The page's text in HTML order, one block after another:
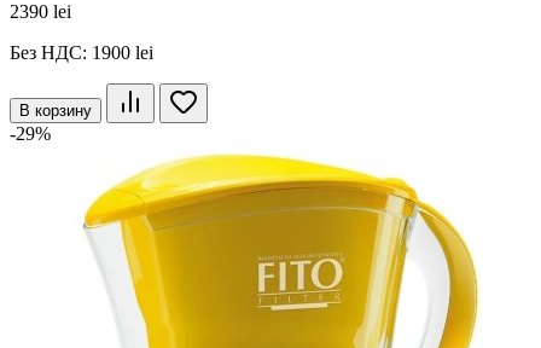
2390 lei
Без НДС: 1900 lei
В корзину
-29%